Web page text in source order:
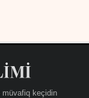
keçidin